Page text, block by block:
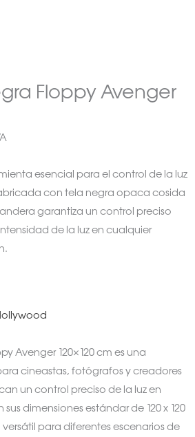
Floppy Avenger
esencial para el control de la luz
con tela negra opaca cosida
garantiza un control preciso
de la luz en cualquier
Avenger 120×120 cm es una
cineastas, fotógrafos y creadores
un control preciso de la luz en
dimensiones estándar de 120 x 120
para diferentes escenarios de